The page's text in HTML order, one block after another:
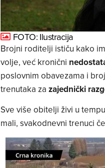
FOTO: Ilustracija
Brojni roditelji ističu kako
volje, već kronični
poslovnim obavezama i
trenutaka za zajednički
Sve više obitelji živi u
mali, svakodnevni trenuci